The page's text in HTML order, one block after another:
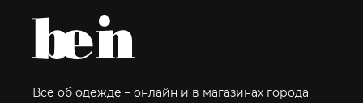
Все об одежде – онлайн и в магазинах города